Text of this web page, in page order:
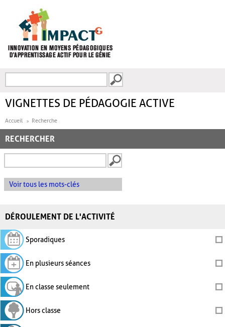
FORMULAIRE DE
VIGNETTES DE PÉDAGOGIE ACTIVE
Accueil Recherche
RECHERCHER
Voir tous les mots-clés
DÉROULEMENT DE L'ACTIVITÉ
Sporadiques
En plusieurs séances
En classe seulement
Hors classe